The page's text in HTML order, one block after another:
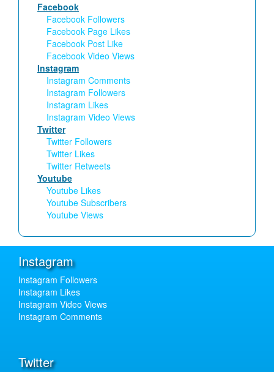
Facebook
Facebook Followers
Facebook Page Likes
Facebook Post Like
Facebook Video Views
Instagram
Instagram Comments
Instagram Followers
Instagram Likes
Instagram Video Views
Twitter
Twitter Followers
Twitter Likes
Twitter Retweets
Youtube
Youtube Likes
Youtube Subscribers
Youtube Views
Instagram
Instagram Followers
Instagram Likes
Instagram Video Views
Instagram Comments
Twitter